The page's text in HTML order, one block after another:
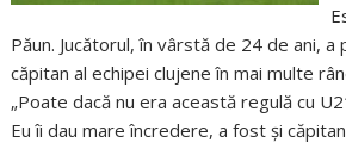
Păun. Jucătorul, în vârstă de 24 de ani,
căpitan al echipei clujene în mai multe
„Poate dacă nu era această regulă cu
Eu îi dau mare încredere, a fost şi